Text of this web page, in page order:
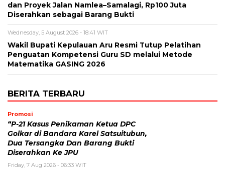
dan Proyek Jalan Namlea–Samalagi, Rp100 Juta
Diserahkan sebagai Barang Bukti
Wednesday, 5 August 2026 - 18:41 WIT
Wakil Bupati Kepulauan Aru Resmi Tutup Pelatihan
Penguatan Kompetensi Guru SD melalui Metode
Matematika GASING 2026
BERITA TERBARU
Promosi
“P-21 Kasus Penikaman Ketua DPC
Golkar di Bandara Karel Satsuitubun,
Dua Tersangka Dan Barang Bukti
Diserahkan Ke JPU
Friday, 7 Aug 2026 - 06:33 WIT